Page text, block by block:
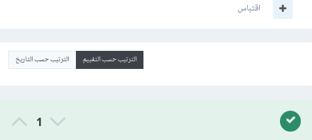
اقتباس
الترتيب حسب التقييم الترتيب حسب التاريخ
1